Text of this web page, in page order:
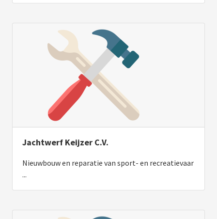
Jachtwerf Keijzer C.V.
Nieuwbouw en reparatie van sport- en recreatievaar
...